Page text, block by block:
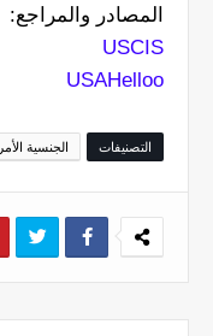
المصادر والمراجع:
USCIS
USAHelloo
التصنيفات الجنسية